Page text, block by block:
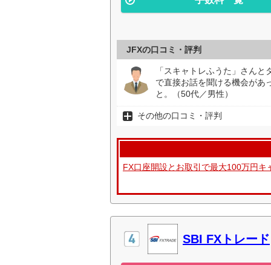
JFXの口コミ・評判
「スキャトレふうた」さん
で直接お話を聞ける機会があ
と。（50代／男性）
その他の口コミ・評判
FX口座開設とお取引で最大100万円キ
SBI FXトレード